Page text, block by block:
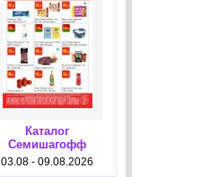
Каталог
Семишагофф
03.08 - 09.08.2026